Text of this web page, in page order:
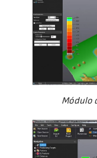
Módulo